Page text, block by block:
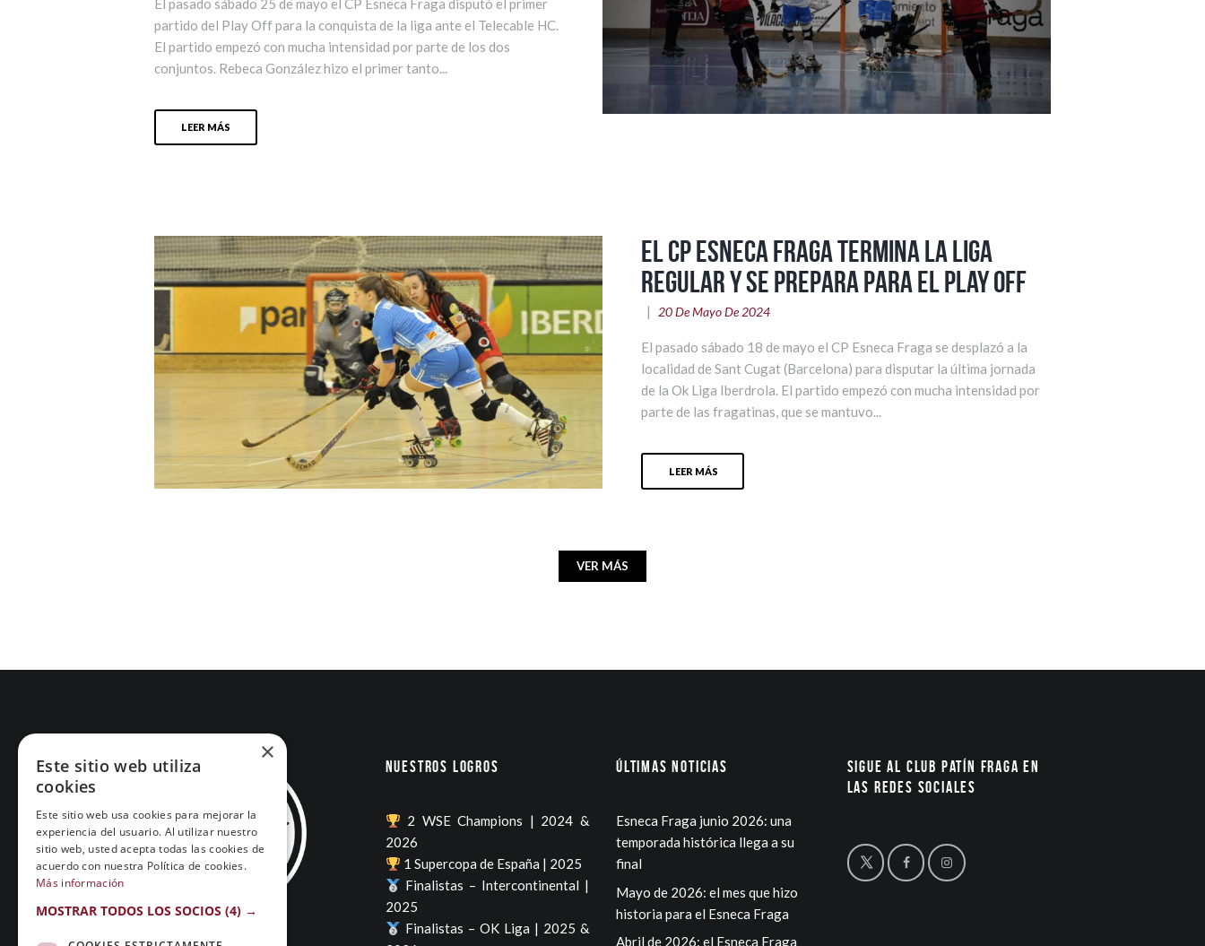
El pasado sábado 25 de mayo el CP Esneca Fraga disputó el primer
partido del Play Off para la conquista de la liga ante el Telecable HC.
El partido empezó con mucha intensidad por parte de los dos
conjuntos. Rebeca González hizo el primer tanto...
LEER MÁS
El CP Esneca Fraga termina la liga
regular y se prepara para el Play Off
20 De Mayo De 2024
El pasado sábado 18 de mayo el CP Esneca Fraga se desplazó a la
localidad de Sant Cugat (Barcelona) para disputar la última jornada
de la Ok Liga Iberdrola. El partido empezó con mucha intensidad por
parte de las fragatinas, que se mantuvo...
LEER MÁS
VER MÁS
Nuestros logros
2 WSE Champions | 2024 &
2026
1 Supercopa de España | 2025
Finalistas – Intercontinental |
2025
Finalistas – OK Liga | 2025 &
Últimas noticias
Esneca Fraga junio 2026: una
temporada histórica llega a su
final
Mayo de 2026: el mes que hizo
historia para el Esneca Fraga
Abril de 2026: el Esneca Fraga
Sigue al Club Patín Fraga en
las redes sociales
×
Este sitio web utiliza
cookies
Este sitio web usa cookies para mejorar la
experiencia del usuario. Al utilizar nuestro
sitio web, usted acepta todas las cookies de
acuerdo con nuestra Política de cookies.
Más información
MOSTRAR TODOS LOS SOCIOS (4) →